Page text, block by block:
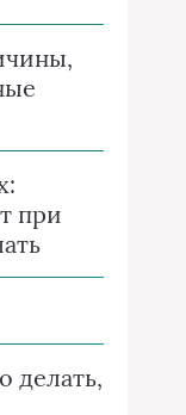
при
делать,